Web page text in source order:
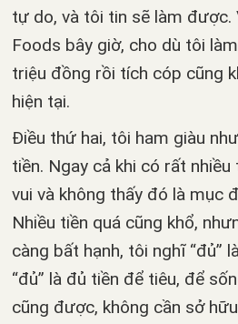
tự do, và tôi tin sẽ làm được.
Foods bây giờ, cho dù tôi
triệu đồng rồi tích cóp cũng
hiện tại.
Điều thứ hai, tôi ham giàu
tiền. Ngay cả khi có rất
vui và không thấy đó là mục
Nhiều tiền quá cũng khổ,
càng bất hạnh, tôi nghĩ “đủ”
“đủ” là đủ tiền để tiêu, để
cũng được, không cần sở